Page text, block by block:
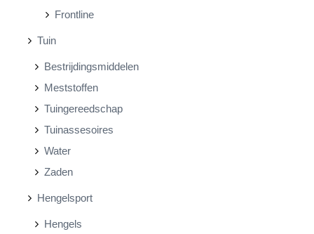
Frontline
Tuin
Bestrijdingsmiddelen
Meststoffen
Tuingereedschap
Tuinassesoires
Water
Zaden
Hengelsport
Hengels